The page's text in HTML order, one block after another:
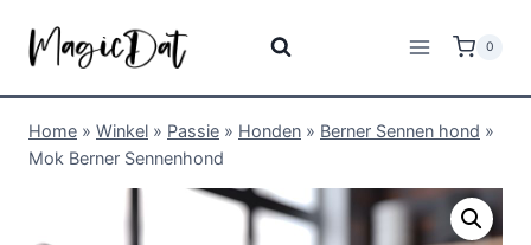
0
Home » Winkel » Passie » Honden » Berner Sennen hond »
Mok Berner Sennenhond